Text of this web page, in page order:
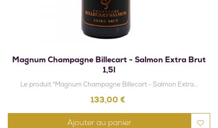
Magnum Champagne Billecart - Salmon Extra Brut
1,5l
Le produit "Magnum Champagne Billecart - Salmon Extra...
Prix
133,00 €
Ajouter au panier